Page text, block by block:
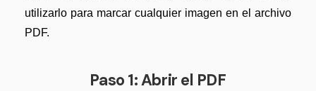
utilizarlo para marcar cualquier imagen en el archivo
PDF.
Paso 1: Abrir el PDF